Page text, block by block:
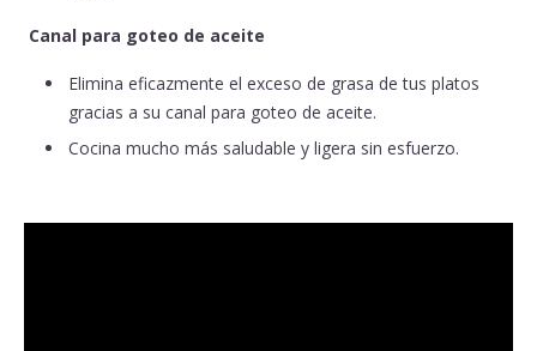
Canal para goteo de aceite
Elimina eficazmente el exceso de grasa de tus platos
gracias a su canal para goteo de aceite.
Cocina mucho más saludable y ligera sin esfuerzo.